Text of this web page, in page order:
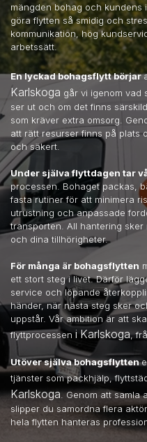
mängden bohag och kundens
göra flytten så smidig och
kommunikation, hög
arbetssätt.
En lyckad bohagsflytt börjar
Karlskoga går vi igenom vad
ser ut och om det finns
som kräver extra omsorg.
att rätt resurser finns på plats
och säkert.
Under själva flyttdagen tar
processen. Bohaget packas,
fasta rutiner för att minimera
utrustning och anpassade
transporten. All hantering
och dina tillhörigheter.
För många är bohagsflytten
ett stort steg i livet. Därför
service och löpande
händer, när nästa steg sker
uppstår. Vår ambition är att
flyttprocesseni Karlskoga,
Utöver själva bohagsflytten
tjänster som packhjälp,
Karlskoga. Genom att samla
slipper du samordna flera
hela flytten hanteras